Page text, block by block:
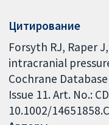
Цитирование
Forsyth RJ, Raper
intracranial
Cochrane
Issue 11. Art. No.:
10.1002/